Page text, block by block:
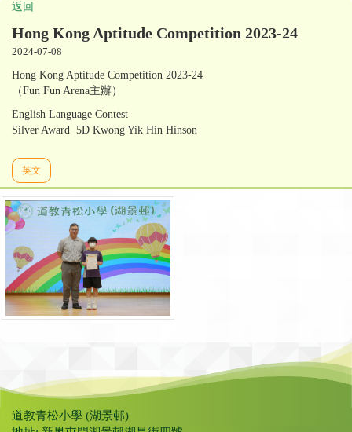
返回
Hong Kong Aptitude Competition 2023-24
2024-07-08
Hong Kong Aptitude Competition 2023-24
（Fun Fun Arena主辦）
English Language Contest
Silver Award 5D Kwong Yik Hin Hinson
英文
道教青松小學 (湖景邨)